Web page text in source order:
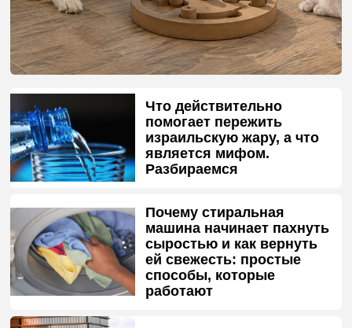
Что действительно
помогает пережить
израильскую жару, а что
является мифом.
Разбираемся
Почему стиральная
машина начинает пахнуть
сыростью и как вернуть
ей свежесть: простые
способы, которые
работают